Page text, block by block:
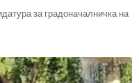
за градоначалничка на